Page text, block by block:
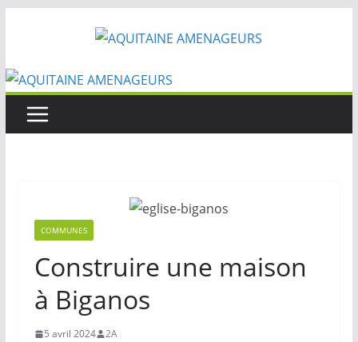
COMMUNES
Construire une maison
à Biganos
5 avril 2024 2A